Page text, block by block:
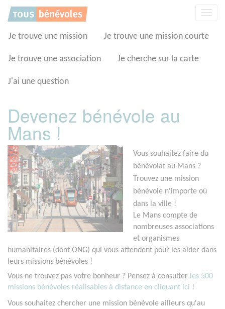
Je trouve une mission Je trouve une mission courte
Je trouve une association Je cherche sur la carte
J'ai une question
Devenez bénévole au
Mans !
Vous souhaitez faire du
bénévolat au Mans ?
Trouvez une mission
bénévole n'importe où
dans la ville !
Le Mans compte de
nombreuses associations
et organismes
humanitaires (dont ONG) qui vous attendent pour les aider dans
leurs missions bénévoles !
Vous ne trouvez pas votre bonheur ? Pensez à consulter les 500
missions bénévoles réalisables à distance en cliquant ici !
Vous souhaitez chercher une mission bénévole ailleurs qu'au
Panneau de gestion des cookies